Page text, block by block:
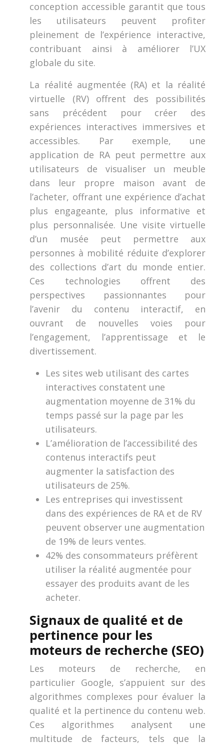
conception accessible garantit que tous
les utilisateurs peuvent profiter
pleinement de l’expérience interactive,
contribuant ainsi à améliorer l’UX
globale du site.
La réalité augmentée (RA) et la réalité
virtuelle (RV) offrent des possibilités
sans précédent pour créer des
expériences interactives immersives et
accessibles. Par exemple, une
application de RA peut permettre aux
utilisateurs de visualiser un meuble
dans leur propre maison avant de
l’acheter, offrant une expérience d’achat
plus engageante, plus informative et
plus personnalisée. Une visite virtuelle
d’un musée peut permettre aux
personnes à mobilité réduite d’explorer
des collections d’art du monde entier.
Ces technologies offrent des
perspectives passionnantes pour
l’avenir du contenu interactif, en
ouvrant de nouvelles voies pour
l’engagement, l’apprentissage et le
divertissement.
Les sites web utilisant des cartes
interactives constatent une
augmentation moyenne de 31% du
temps passé sur la page par les
utilisateurs.
L’amélioration de l’accessibilité des
contenus interactifs peut
augmenter la satisfaction des
utilisateurs de 25%.
Les entreprises qui investissent
dans des expériences de RA et de RV
peuvent observer une augmentation
de 19% de leurs ventes.
42% des consommateurs préfèrent
utiliser la réalité augmentée pour
essayer des produits avant de les
acheter.
Signaux de qualité et de
pertinence pour les
moteurs de recherche (SEO)
Les moteurs de recherche, en
particulier Google, s’appuient sur des
algorithmes complexes pour évaluer la
qualité et la pertinence du contenu web.
Ces algorithmes analysent une
multitude de facteurs, tels que la